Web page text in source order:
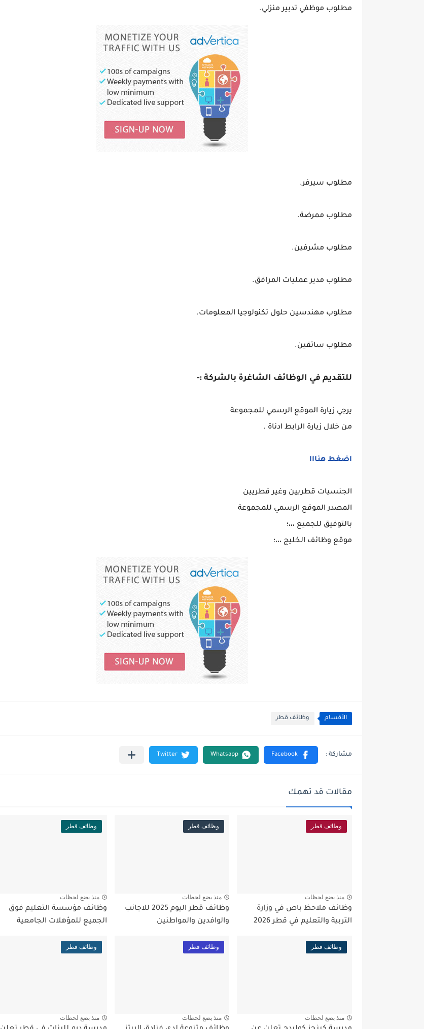
مطلوب موظفي تدبير منزلي.
مطلوب سيرفر.
مطلوب ممرضة.
مطلوب مشرفين.
مطلوب مدير عمليات المرافق.
مطلوب مهندسين حلول تكنولوجيا المعلومات.
مطلوب سائقين.
للتقديم في الوظائف الشاغرة بالشركة :-
يرجي زيارة الموقع الرسمي للمجموعة
من خلال زيارة الرابط ادناة .
اضغط هنااا
الجنسيات قطريين وغير قطريين
المصدر الموقع الرسمي للمجموعة
بالتوفيق للجميع ،،،؛
موقع وظائف الخليج ،،،؛
الأقسام وظائف قطر
مقالات قد تهمك
وظائف قطر
منذ بضع لحظات
وظائف ملاحظ باص في وزارة
التربية والتعليم في قطر 2026
وظائف قطر
منذ بضع لحظات
وظائف قطر اليوم 2025 للاجانب
والوافدين والمواطنين
وظائف قطر
منذ بضع لحظات
وظائف مؤسسة التعليم فوق
الجميع للمؤهلات الجامعية
وظائف قطر
منذ بضع لحظات
وظائف قطر
منذ بضع لحظات
وظائف قطر
منذ بضع لحظات